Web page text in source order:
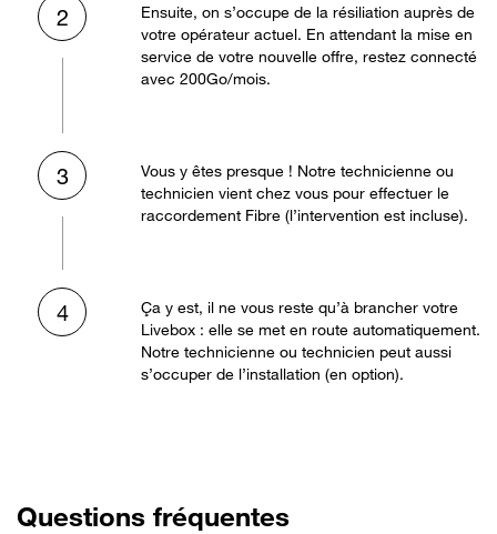
2
Ensuite, on s’occupe de la résiliation auprès de
votre opérateur actuel. En attendant la mise en
service de votre nouvelle offre, restez connecté
avec 200Go/mois.
3
Vous y êtes presque ! Notre technicienne ou
technicien vient chez vous pour effectuer le
raccordement Fibre (l’intervention est incluse).
4
Ça y est, il ne vous reste qu’à brancher votre
Livebox : elle se met en route automatiquement.
Notre technicienne ou technicien peut aussi
s’occuper de l’installation (en option).
Questions fréquentes